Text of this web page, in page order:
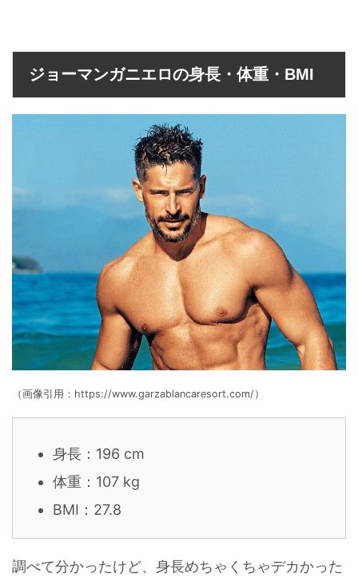
ジョーマンガニエロの身長・体重・BMI
（画像引用：https://www.garzablancaresort.com/）
身長：196 cm
体重：107 kg
BMI：27.8
調べて分かったけど、身長めちゃくちゃデカかった